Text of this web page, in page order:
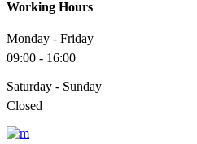
Working Hours
Monday - Friday
09:00 - 16:00
Saturday - Sunday
Closed